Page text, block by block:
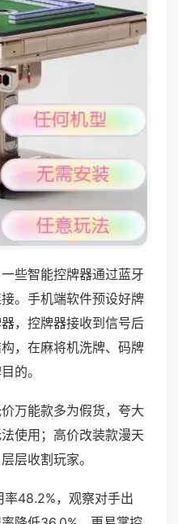
些智能控牌器通过蓝牙
。手机端软件预设好牌
，控牌器接收到信号后
，在麻将机洗牌、码牌
的。
万能款多为假货，夸大
使用；高价改装款漫天
层收割玩家。
48.2%，观察对手出